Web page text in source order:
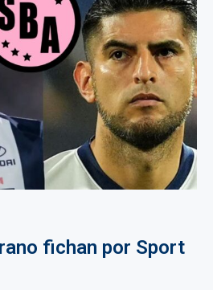
fichan por Sport